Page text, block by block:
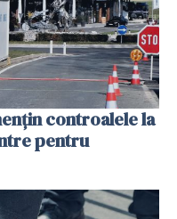
controalele la
pentru